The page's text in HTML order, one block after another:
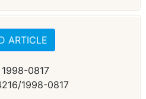
ARTICLE
1998-0817
1998-0817